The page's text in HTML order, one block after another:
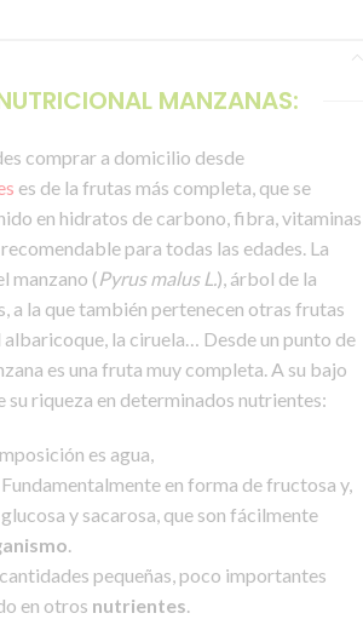
MANZANAS:
comprar a domicilio desde
es de la frutas más completa, que se
en hidratos de carbono, fibra, vitaminas
para todas las edades. La
manzano (Pyrus malus L.), árbol de la
a la que también pertenecen otras frutas
la ciruela… Desde un punto de
es una fruta muy completa. A su bajo
su riqueza en determinados nutrientes:
es agua,
en forma de fructosa y,
y sacarosa, que son fácilmente
.
pequeñas, poco importantes
en otros nutrientes.